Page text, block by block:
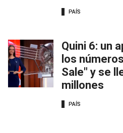
PAÍS
Quini 6: un
los
Sale" y se
millones
PAÍS